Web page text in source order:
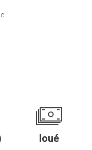
loué